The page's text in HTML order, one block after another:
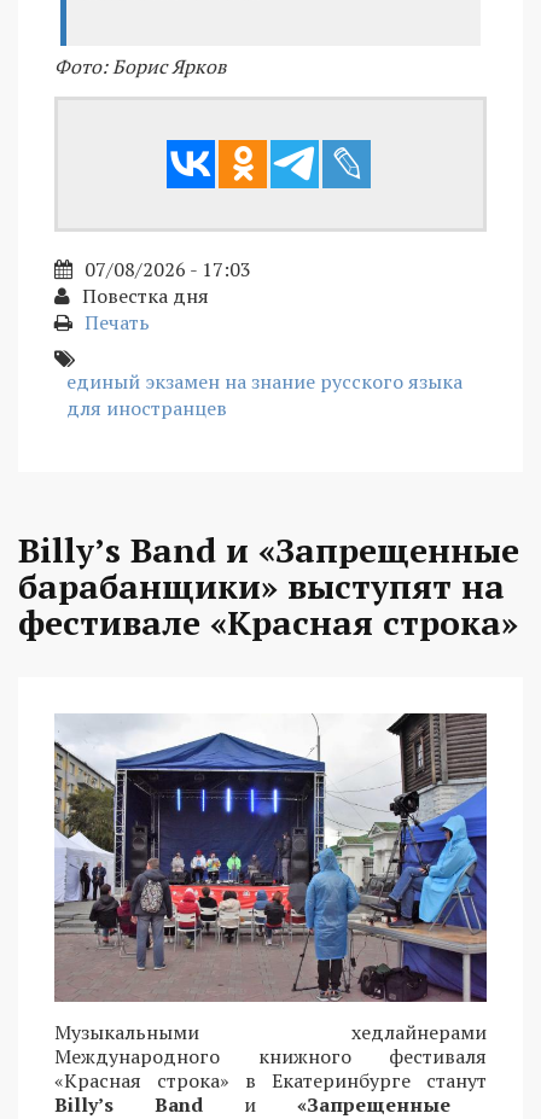
Фото: Борис Ярков
07/08/2026 - 17:03
Повестка дня
Печать
единый экзамен на знание русского языка
для иностранцев
Billy’s Band и «Запрещенные
барабанщики» выступят на
фестивале «Красная строка»
Музыкальными хедлайнерами
Международного книжного фестиваля
«Красная строка» в Екатеринбурге станут
Billy’s Band и «Запрещенные